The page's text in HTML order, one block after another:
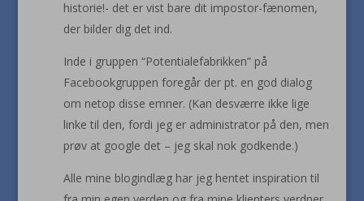
historie!- det er vist bare dit impostor-fænomen,
der bilder dig det ind.
Inde i gruppen “Potentialefabrikken” på
Facebookgruppen foregår der pt. en god dialog
om netop disse emner. (Kan desværre ikke lige
linke til den, fordi jeg er administrator på den, men
prøv at google det – jeg skal nok godkende.)
Alle mine blogindlæg har jeg hentet inspiration til